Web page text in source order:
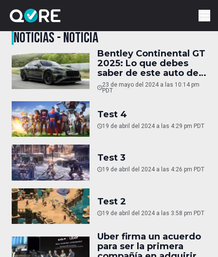
NOTICIAS - NOTICIA
Bentley Continental GT
2025: Lo que debes
saber de este auto de
superlujo
23 de mayo del 2024 a las 10:14 pm
PDT
Test 4
19 de abril del 2024 a las 4:29 pm PDT
Test 3
19 de abril del 2024 a las 4:26 pm PDT
Test 2
19 de abril del 2024 a las 3:58 pm PDT
Uber firma un acuerdo
para ser la primera